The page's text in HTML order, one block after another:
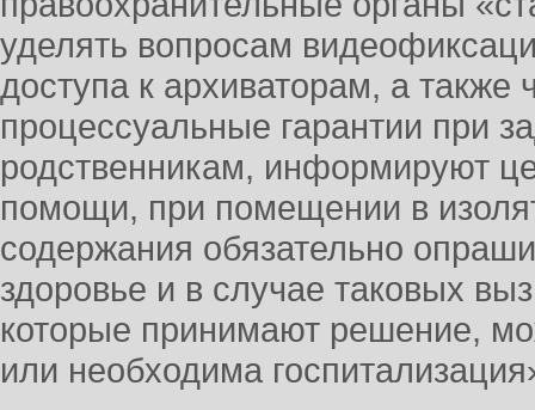
уделять вопросам
доступа к архиваторам, а
процессуальные гарантии при
родственникам, информируют
помощи, при помещении в
содержания обязательно
здоровье и в случае таковых
которые принимают решение,
или необходима